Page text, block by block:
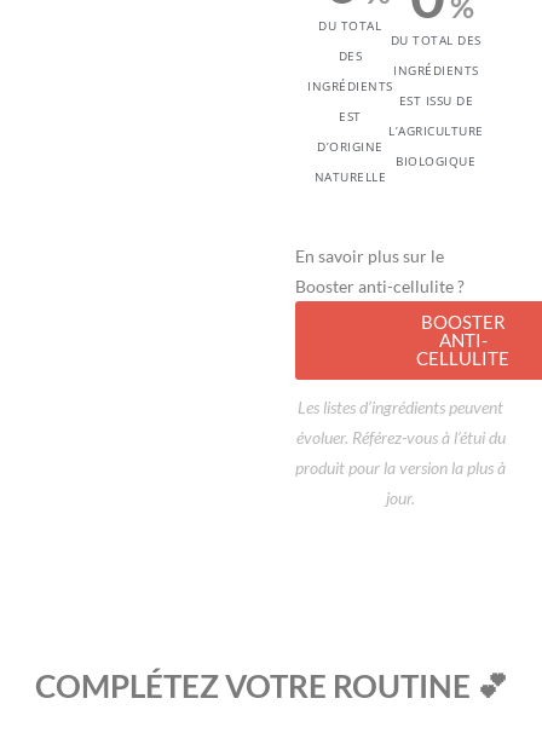
DU TOTAL
DES
INGRÉDIENTS
EST
D’ORIGINE
NATURELLE
DU TOTAL DES
INGRÉDIENTS
EST ISSU DE
L’AGRICULTURE
BIOLOGIQUE
En savoir plus sur le
Booster anti-cellulite ?
BOOSTER
ANTI-
CELLULITE
Les listes d’ingrédients peuvent
évoluer. Référez-vous à l’étui du
produit pour la version la plus à
jour.
COMPLÉTEZ VOTRE ROUTINE 💕